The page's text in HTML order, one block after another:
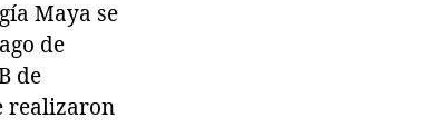
Maya se
de
de
realizaron